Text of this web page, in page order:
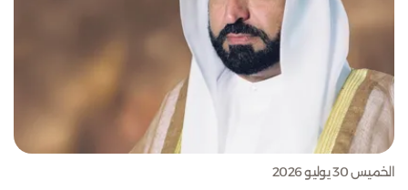
الخميس 30 يوليو 2026